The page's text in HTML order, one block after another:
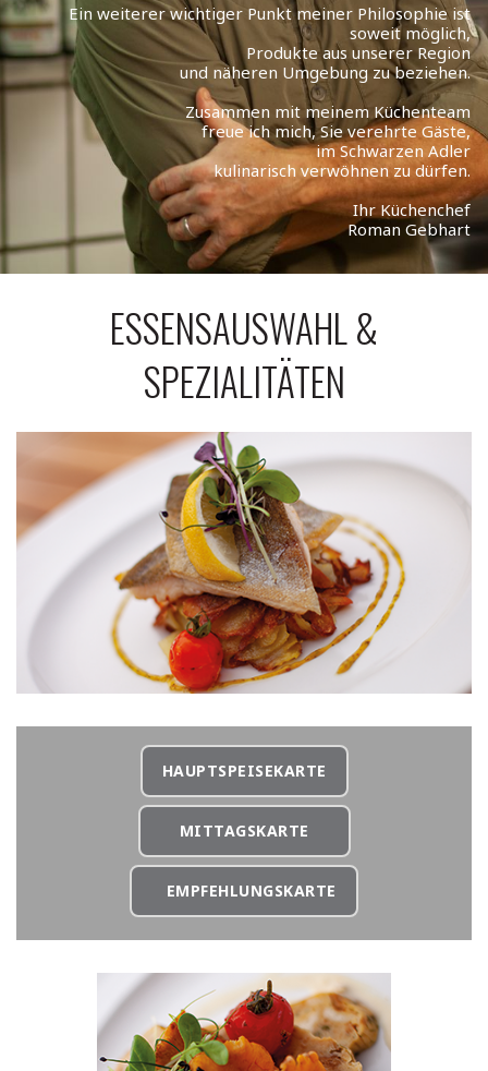
Ein weiterer wichtiger Punkt meiner Philosophie ist
soweit möglich,
Produkte aus unserer Region
und näheren Umgebung zu beziehen.
Zusammen mit meinem Küchenteam
freue ich mich, Sie verehrte Gäste,
im Schwarzen Adler
kulinarisch verwöhnen zu dürfen.
Ihr Küchenchef
Roman Gebhart
ESSENSAUSWAHL &
SPEZIALITÄTEN
HAUPTSPEISEKARTE
MITTAGSKARTE
EMPFEHLUNGSKARTE